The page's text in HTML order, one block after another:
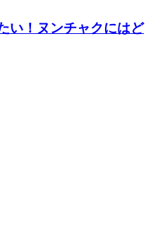
い！ヌンチャクにはど